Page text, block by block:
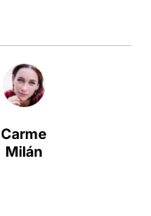
Carme
Milán